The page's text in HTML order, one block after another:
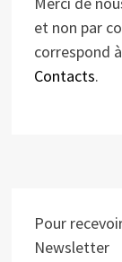
et non par
correspond
Contacts.
Pour
Newsletter